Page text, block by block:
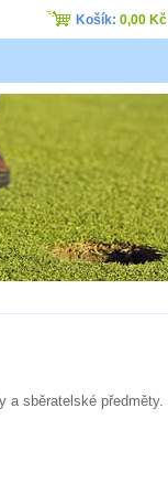
a sběratelské předměty.
Košík: 0,00 Kč